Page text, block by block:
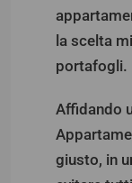
la scelta
portafogli.
Affidando
giusto, in